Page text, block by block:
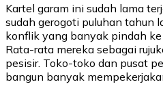
Kartel garam ini sudah lama
sudah gerogoti puluhan tahun
konflik yang banyak pindah
Rata-rata mereka sebagai
pesisir. Toko-toko dan pusat
bangun banyak